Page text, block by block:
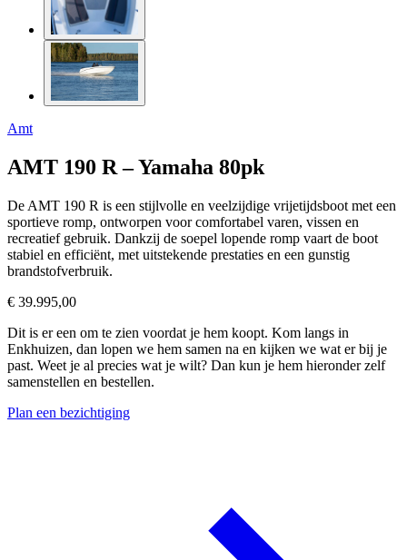
Amt
AMT 190 R – Yamaha 80pk
De AMT 190 R is een stijlvolle en veelzijdige vrijetijdsboot met een
sportieve romp, ontworpen voor comfortabel varen, vissen en
recreatief gebruik. Dankzij de soepel lopende romp vaart de boot
stabiel en efficiënt, met uitstekende prestaties en een gunstig
brandstofverbruik.
€ 39.995,00
Dit is er een om te zien voordat je hem koopt. Kom langs in
Enkhuizen, dan lopen we hem samen na en kijken we wat er bij je
past. Weet je al precies wat je wilt? Dan kun je hem hieronder zelf
samenstellen en bestellen.
Plan een bezichtiging